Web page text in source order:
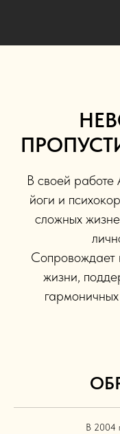
В своей работе
йоги и
сложных
Сопровождает
жизни,
В 2004